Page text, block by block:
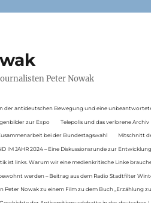
Peter Nowak
der antideutschen Bewegung und eine
zur Expo Telepolis und das verlorene Archiv
bei der Bundestagswahl Mitschnitt
IM JAHR 2024 – Eine Diskussionsrunde zur
ist links. Warum wir eine medienkritische Linke
werden – Beitrag aus dem Radio Stadtfilter
Peter Nowak zu einem Film zu dem Buch „Erzählung